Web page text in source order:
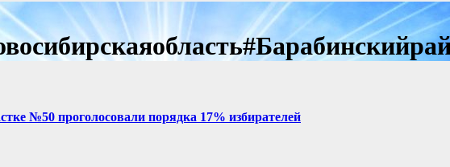
№50 проголосовали порядка 17% избирателей